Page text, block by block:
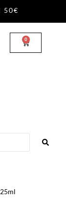
50€
0